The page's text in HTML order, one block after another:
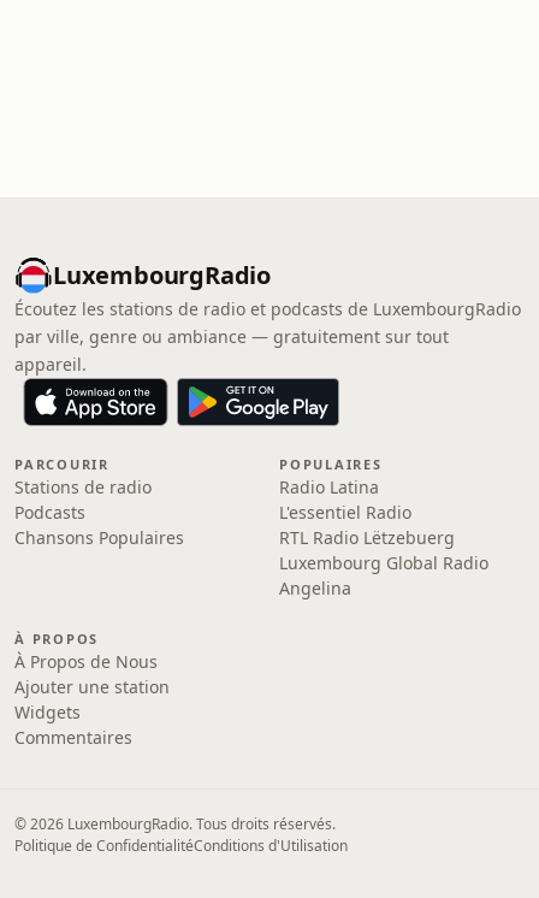
LuxembourgRadio
Écoutez les stations de radio et podcasts de LuxembourgRadio
par ville, genre ou ambiance — gratuitement sur tout
appareil.
PARCOURIR
Stations de radio
Podcasts
Chansons Populaires
POPULAIRES
Radio Latina
L'essentiel Radio
RTL Radio Lëtzebuerg
Luxembourg Global Radio
Angelina
À PROPOS
À Propos de Nous
Ajouter une station
Widgets
Commentaires
© 2026 LuxembourgRadio. Tous droits réservés.
Politique de ConfidentialitéConditions d'Utilisation